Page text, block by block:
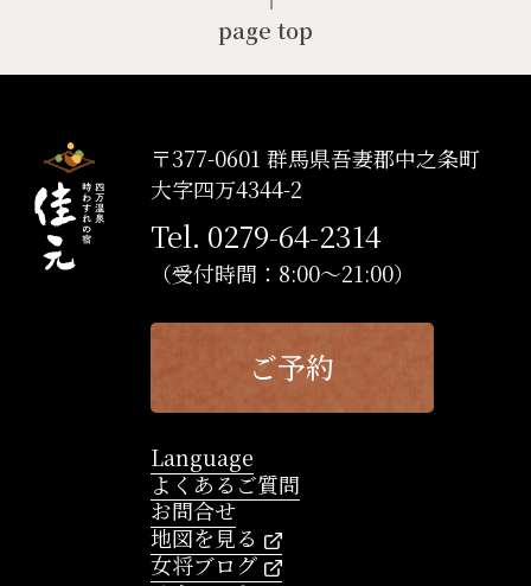
page top
〒377-0601 群馬県吾妻郡中之条町
大字四万4344-2
Tel. 0279-64-2314
（受付時間：8:00～21:00）
ご予約
Language
よくあるご質問
お問合せ
地図を見る
女将ブログ